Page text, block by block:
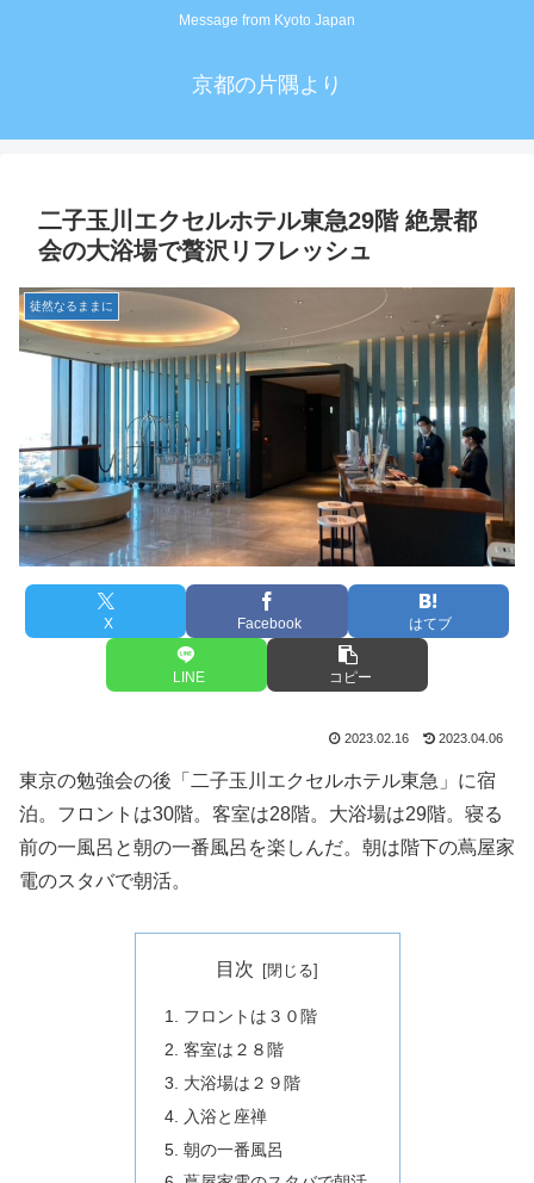
Message from Kyoto Japan
京都の片隅より
二子玉川エクセルホテル東急29階 絶景都
会の大浴場で贅沢リフレッシュ
徒然なるままに
X Facebook はてブ
LINE コピー
2023.02.16 2023.04.06
東京の勉強会の後「二子玉川エクセルホテル東急」に宿
泊。フロントは30階。客室は28階。大浴場は29階。寝る
前の一風呂と朝の一番風呂を楽しんだ。朝は階下の蔦屋家
電のスタバで朝活。
目次
フロントは３０階
客室は２８階
大浴場は２９階
入浴と座禅
朝の一番風呂